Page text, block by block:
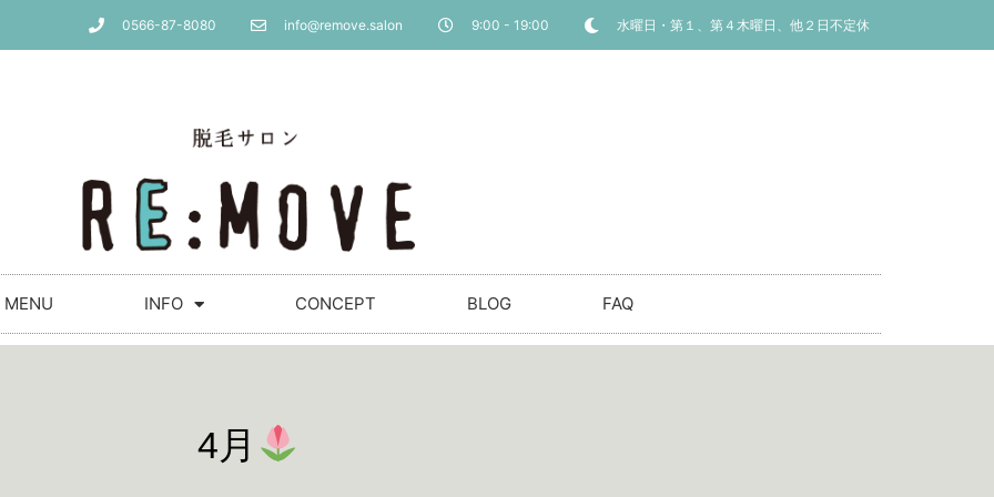
0566-87-8080 info@remove.salon 9:00 - 19:00 水曜日・第１、第４木曜日、他２日不定休
MENU INFO CONCEPT BLOG FAQ
4月